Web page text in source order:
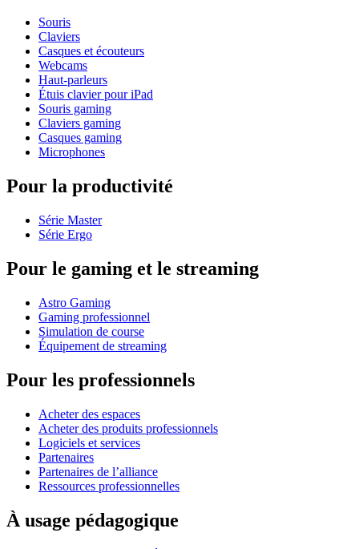
Souris
Claviers
Casques et écouteurs
Webcams
Haut-parleurs
Étuis clavier pour iPad
Souris gaming
Claviers gaming
Casques gaming
Microphones
Pour la productivité
Série Master
Série Ergo
Pour le gaming et le streaming
Astro Gaming
Gaming professionnel
Simulation de course
Équipement de streaming
Pour les professionnels
Acheter des espaces
Acheter des produits professionnels
Logiciels et services
Partenaires
Partenaires de l’alliance
Ressources professionnelles
À usage pédagogique